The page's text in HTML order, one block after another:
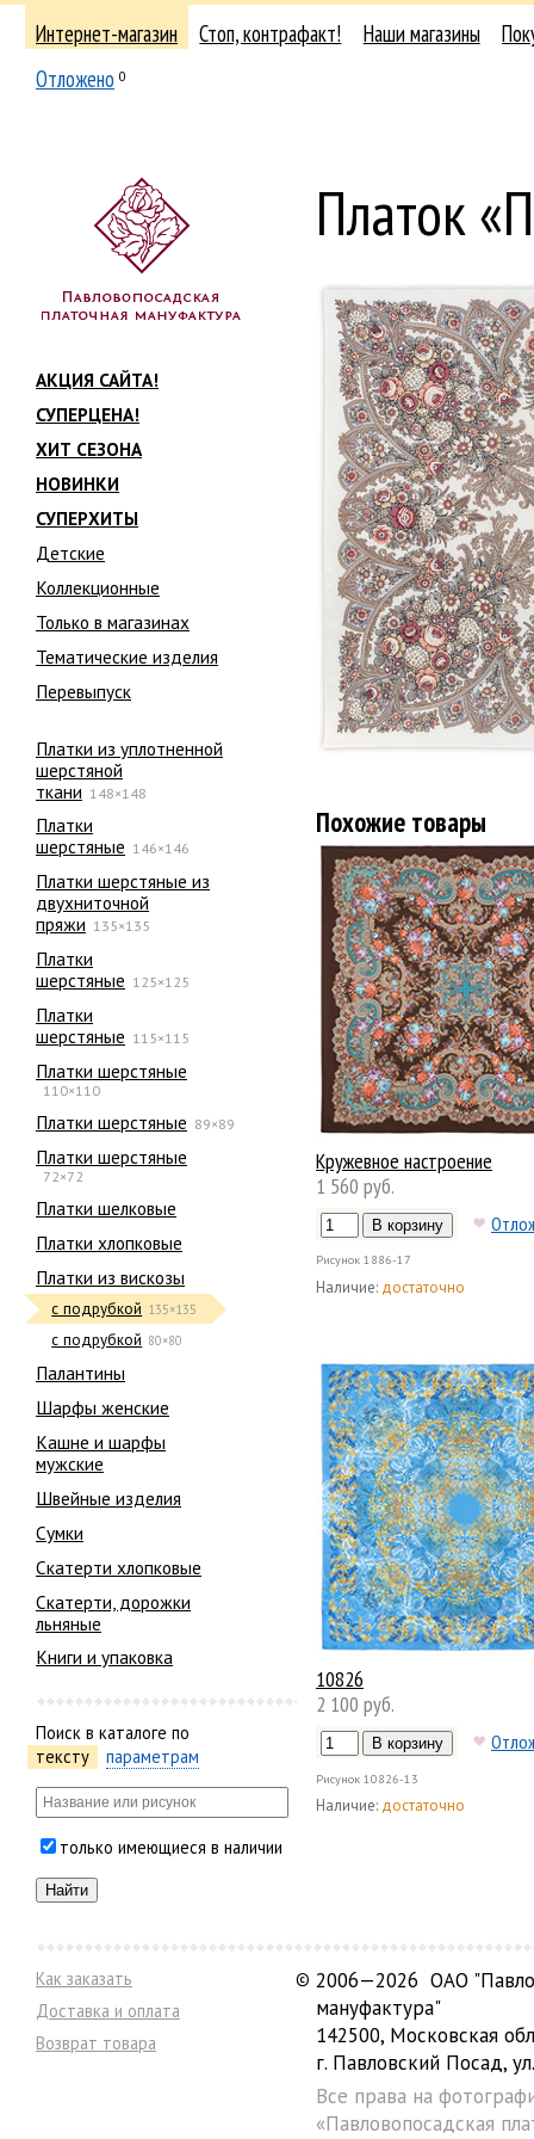
Интернет-магазин Стоп, контрафакт! Наши магазины
Отложено 0
АКЦИЯ САЙТА!
СУПЕРЦЕНА!
ХИТ СЕЗОНА
НОВИНКИ
СУПЕРХИТЫ
Детские
Коллекционные
Только в магазинах
Тематические изделия
Перевыпуск
Платки из уплотненной
шерстяной
ткани 148×148
Платки
шерстяные 146×146
Платки шерстяные из
двухниточной
пряжи 135×135
Платки
шерстяные 125×125
Платки
шерстяные 115×115
Платки шерстяные
110×110
Платки шерстяные 89×89
Платки шерстяные
72×72
Платки шелковые
Платки хлопковые
Платки из вискозы
с подрубкой 135×135
с подрубкой 80×80
Палантины
Шарфы женские
Кашне и шарфы
мужские
Швейные изделия
Сумки
Скатерти хлопковые
Скатерти, дорожки
льняные
Книги и упаковка
Поиск в каталоге по
тексту
параметрам
только имеющиеся в наличии
Платок
Похожие товары
Кружевное настроение
1 560 руб.
Рисунок 1886-17
Наличие: достаточно
10826
2 100 руб.
Рисунок 10826-13
Наличие: достаточно
Как заказать
Доставка и оплата
Возврат товара
© 2006—2026 ОАО
мануфактура"
142500, Московская
г. Павловский Посад,
Все права на
«Павловопосадская